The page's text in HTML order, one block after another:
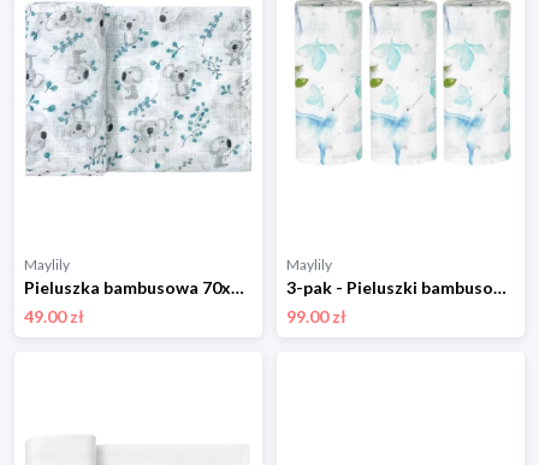
Maylily
Pieluszka bambusowa 70x70 - Ale koale
49.00 zł
Maylily
3-pak - Pieluszki bambusowe 50x50 - Niebiańskie ptaszki
99.00 zł